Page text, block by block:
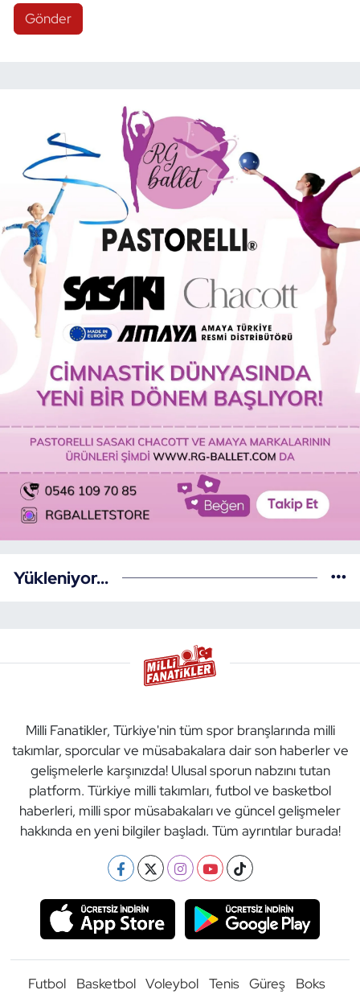
Gönder
Yükleniyor...
Milli Fanatikler, Türkiye'nin tüm spor branşlarında milli
takımlar, sporcular ve müsabakalara dair son haberler ve
gelişmelerle karşınızda! Ulusal sporun nabzını tutan
platform. Türkiye milli takımları, futbol ve basketbol
haberleri, milli spor müsabakaları ve güncel gelişmeler
hakkında en yeni bilgiler başladı. Tüm ayrıntılar burada!
Futbol Basketbol Voleybol Tenis Güreş Boks